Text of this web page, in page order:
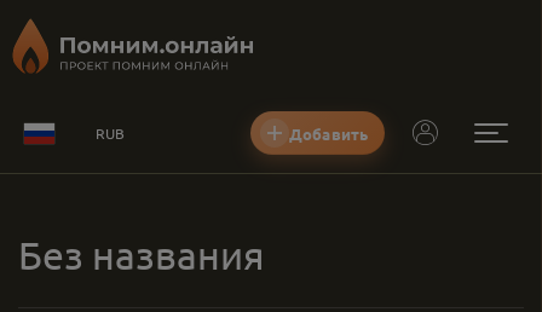
RUB Добавить
Без названия